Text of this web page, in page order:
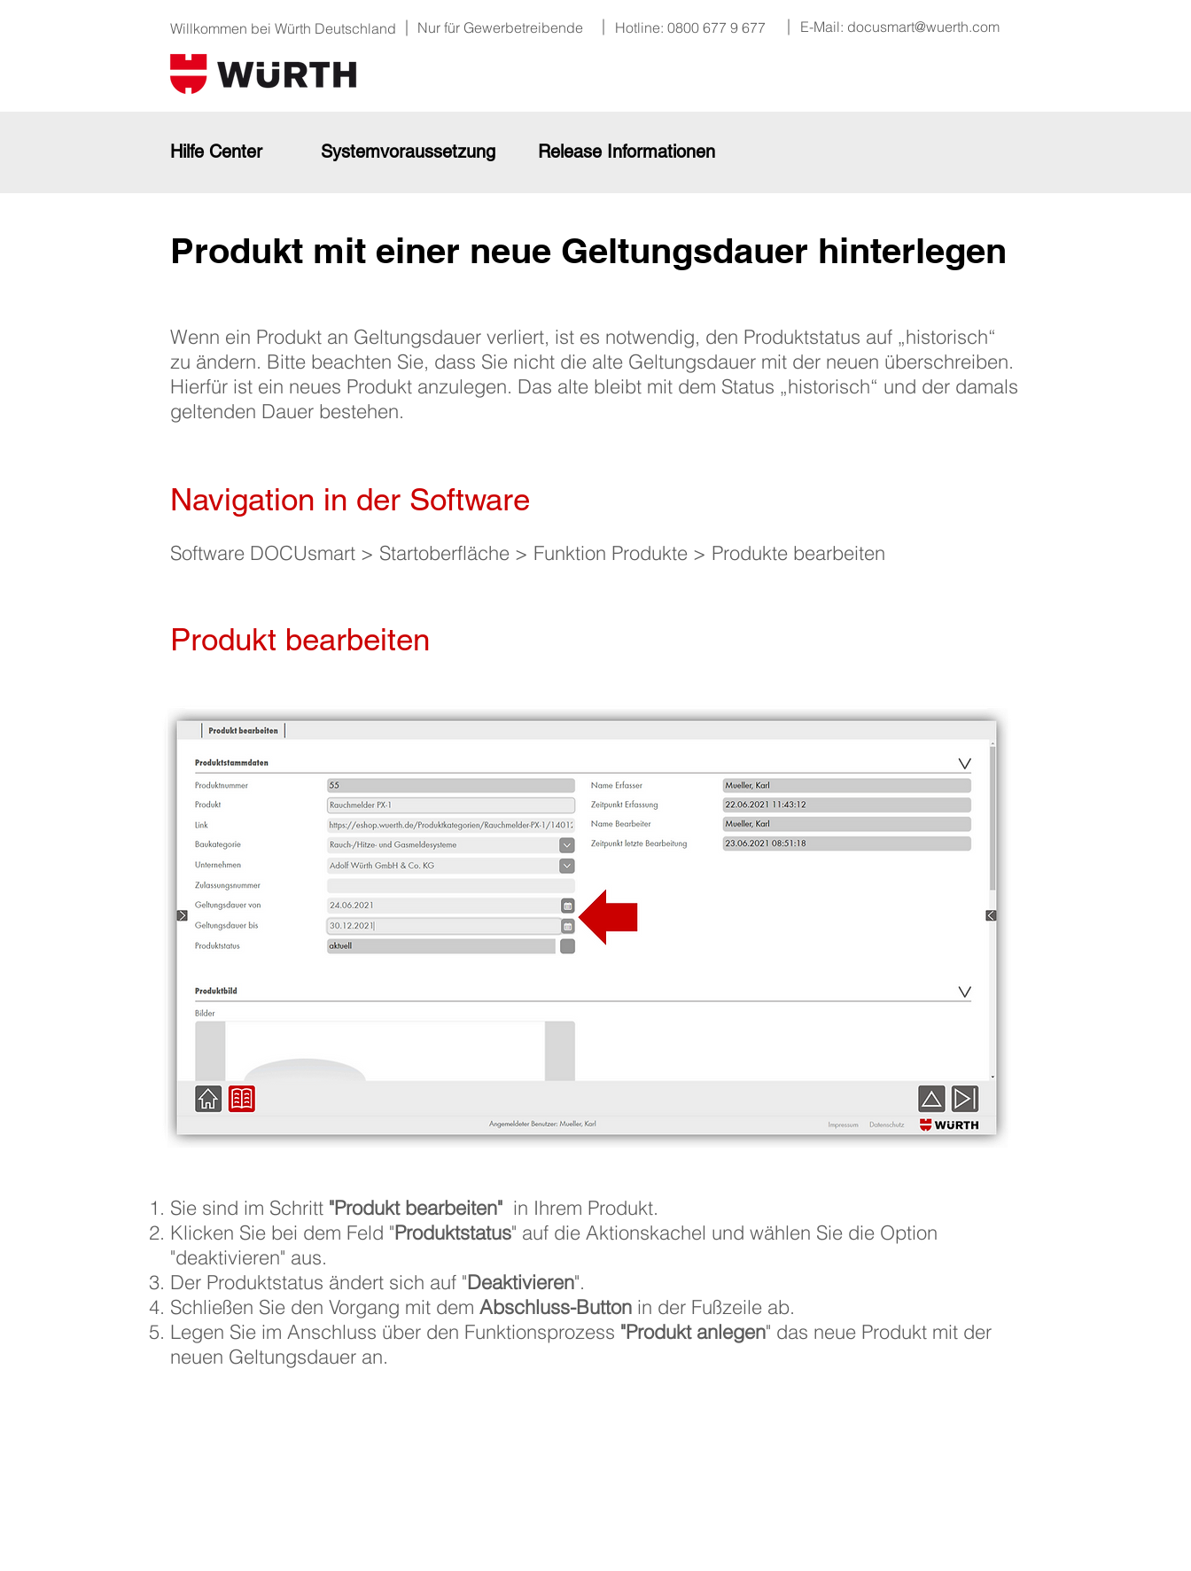
Willkommen bei Würth Deutschland Nur für Gewerbetreibende Hotline: 0800 677 9 677 E-Mail: docusmart@wuerth.com
Hilfe Center Systemvoraussetzung Release Informationen
Produkt mit einer neue Geltungsdauer hinterlegen
Wenn ein Produkt an Geltungsdauer verliert, ist es notwendig, den Produktstatus auf „historisch“
zu ändern. Bitte beachten Sie, dass Sie nicht die alte Geltungsdauer mit der neuen überschreiben.
Hierfür ist ein neues Produkt anzulegen. Das alte bleibt mit dem Status „historisch“ und der damals
geltenden Dauer bestehen.
Navigation in der Software
Software DOCUsmart > Startoberfläche > Funktion Produkte > Produkte bearbeiten
Produkt bearbeiten
Sie sind im Schritt "Produkt bearbeiten" in Ihrem Produkt.
Klicken Sie bei dem Feld "Produktstatus" auf die Aktionskachel und wählen Sie die Option
"deaktivieren" aus.
Der Produktstatus ändert sich auf "Deaktivieren".
Schließen Sie den Vorgang mit dem Abschluss-Button in der Fußzeile ab.
Legen Sie im Anschluss über den Funktionsprozess "Produkt anlegen" das neue Produkt mit der
neuen Geltungsdauer an.